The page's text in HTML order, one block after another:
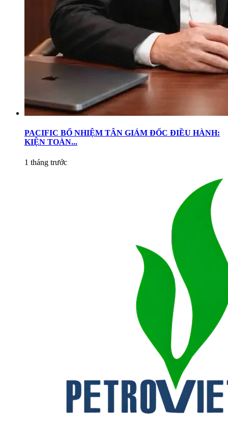
PACIFIC BỔ NHIỆM TÂN GIÁM ĐỐC ĐIỀU HÀNH:
KIỆN TOÀN...
1 tháng trước